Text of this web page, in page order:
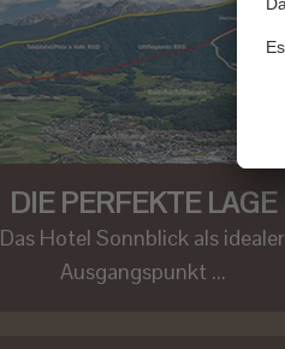
DIE PERFEKTE LAGE
Das Hotel Sonnblick als idealer
Ausgangspunkt ...